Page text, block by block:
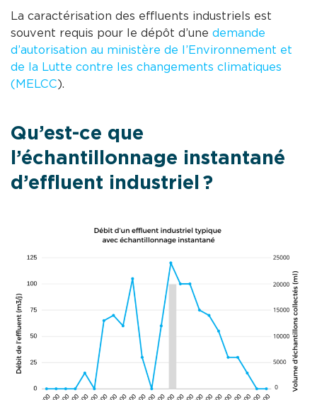
La caractérisation des effluents industriels est
souvent requis pour le dépôt d’une demande
d’autorisation au ministère de l’Environnement et
de la Lutte contre les changements climatiques
(MELCC).
Qu’est-ce que
l’échantillonnage instantané
d’effluent industriel ?